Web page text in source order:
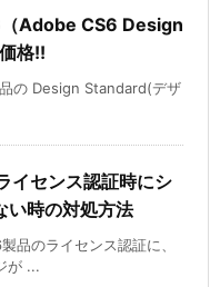
Adobe CS6 Design
格!!
の Design Standard(デザ
センス認証時にシ
い時の対処方法
品のライセンス認証に、
が ...